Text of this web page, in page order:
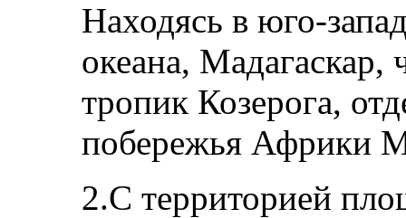
Находясь в юго-
океана, Мадагаскар,
тропик Козерога,
побережья Африки
2.С территорией